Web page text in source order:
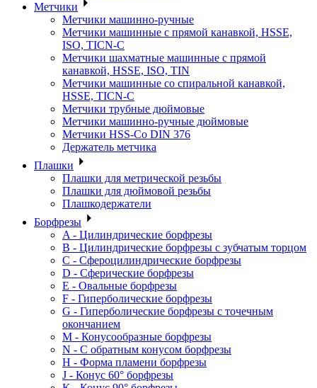
Метчики
Метчики машинно-ручные
Метчики машинные с прямой канавкой, HSSE,
ISO, TICN-C
Метчики шахматные машинные с прямой
канавкой, HSSE, ISO, TIN
Метчики машинные со спиральной канавкой,
HSSE, TICN-C
Метчики трубные дюймовые
Метчики машинно-ручные дюймовые
Метчики HSS-Co DIN 376
Держатель метчика
Плашки
Плашки для метрической резьбы
Плашки для дюймовой резьбы
Плашкодержатели
Борфрезы
A - Цилиндрические борфрезы
B - Цилиндрические борфрезы с зубчатым торцом
C - Сфероцилиндрические борфрезы
D - Сферические борфрезы
E - Овальные борфрезы
F - Гиперболические борфрезы
G - Гиперболические борфрезы с точечным
окончанием
M - Конусообразные борфрезы
N - С обратным конусом борфрезы
H - Форма пламени борфрезы
J - Конус 60° борфрезы